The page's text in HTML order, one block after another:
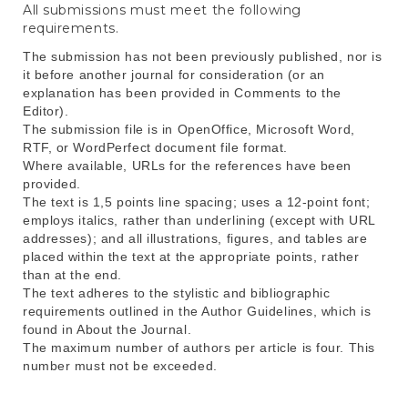
All submissions must meet the following
requirements.
The submission has not been previously published, nor is
it before another journal for consideration (or an
explanation has been provided in Comments to the
Editor).
The submission file is in OpenOffice, Microsoft Word,
RTF, or WordPerfect document file format.
Where available, URLs for the references have been
provided.
The text is 1,5 points line spacing; uses a 12-point font;
employs italics, rather than underlining (except with URL
addresses); and all illustrations, figures, and tables are
placed within the text at the appropriate points, rather
than at the end.
The text adheres to the stylistic and bibliographic
requirements outlined in the Author Guidelines, which is
found in About the Journal.
The maximum number of authors per article is four. This
number must not be exceeded.